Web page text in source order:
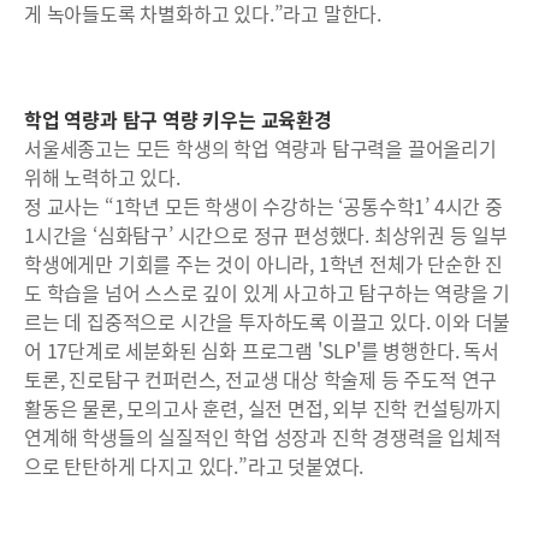
게 녹아들도록 차별화하고 있다.”라고 말한다.
학업 역량과 탐구 역량 키우는 교육환경
서울세종고는 모든 학생의 학업 역량과 탐구력을 끌어올리기
위해 노력하고 있다.
정 교사는 “1학년 모든 학생이 수강하는 ‘공통수학1’ 4시간 중
1시간을 ‘심화탐구’ 시간으로 정규 편성했다. 최상위권 등 일부
학생에게만 기회를 주는 것이 아니라, 1학년 전체가 단순한 진
도 학습을 넘어 스스로 깊이 있게 사고하고 탐구하는 역량을 기
르는 데 집중적으로 시간을 투자하도록 이끌고 있다. 이와 더불
어 17단계로 세분화된 심화 프로그램 'SLP'를 병행한다. 독서
토론, 진로탐구 컨퍼런스, 전교생 대상 학술제 등 주도적 연구
활동은 물론, 모의고사 훈련, 실전 면접, 외부 진학 컨설팅까지
연계해 학생들의 실질적인 학업 성장과 진학 경쟁력을 입체적
으로 탄탄하게 다지고 있다.”라고 덧붙였다.